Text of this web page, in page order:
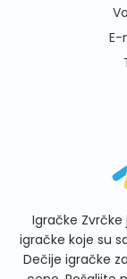
E-
Igračke
igračke koje su
Dečije igračke